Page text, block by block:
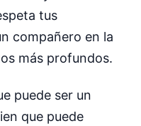
tus
compañero en la
más profundos.
puede ser un
que puede